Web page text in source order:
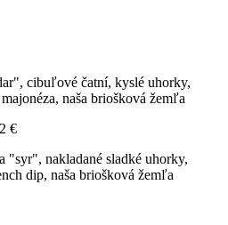
cibuľové čatní, kyslé uhorky,
naša briošková žemľa
€
"syr", nakladané sladké uhorky,
dip, naša briošková žemľa